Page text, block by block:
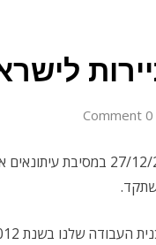
0 Comment
שר התיירות סטס מיסז'ניקוב, פירט